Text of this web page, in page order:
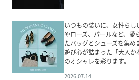
いつもの装いに、女性ら
やローズ、パールなど、愛
たバッグとシューズを集め
遊び心が詰まった「大人
のオシャレを彩ります。
2026.07.14